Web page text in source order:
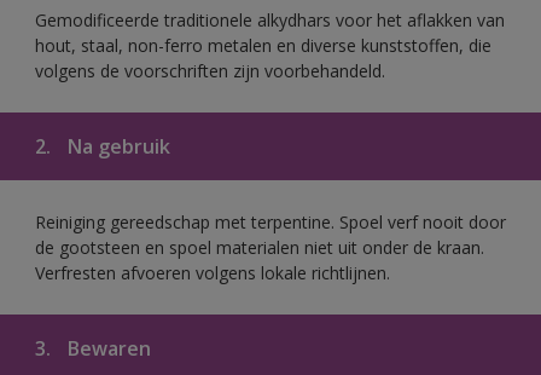
Gemodificeerde traditionele alkydhars voor het aflakken van
hout, staal, non-ferro metalen en diverse kunststoffen, die
volgens de voorschriften zijn voorbehandeld.
2. Na gebruik
Reiniging gereedschap met terpentine. Spoel verf nooit door
de gootsteen en spoel materialen niet uit onder de kraan.
Verfresten afvoeren volgens lokale richtlijnen.
3. Bewaren